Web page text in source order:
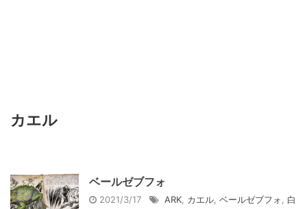
カエル
ベールゼブフォ
2021/3/17 ARK カエル ベールゼブフォ
白